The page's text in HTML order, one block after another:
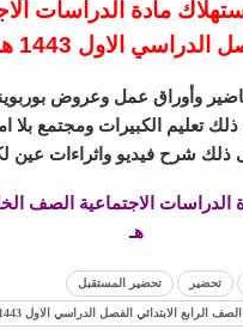
مادة الدراسات
الدراسي الاول 1443 هـ
وأوراق عمل وعروض
تعليم الكبيرات ومجتمع بلا
ذلك شرح فيديو واثراءات عين
هـ
تحضير تحضير المستقبل
الابتدائي الفصل الدراسي الاول 1443 هـ